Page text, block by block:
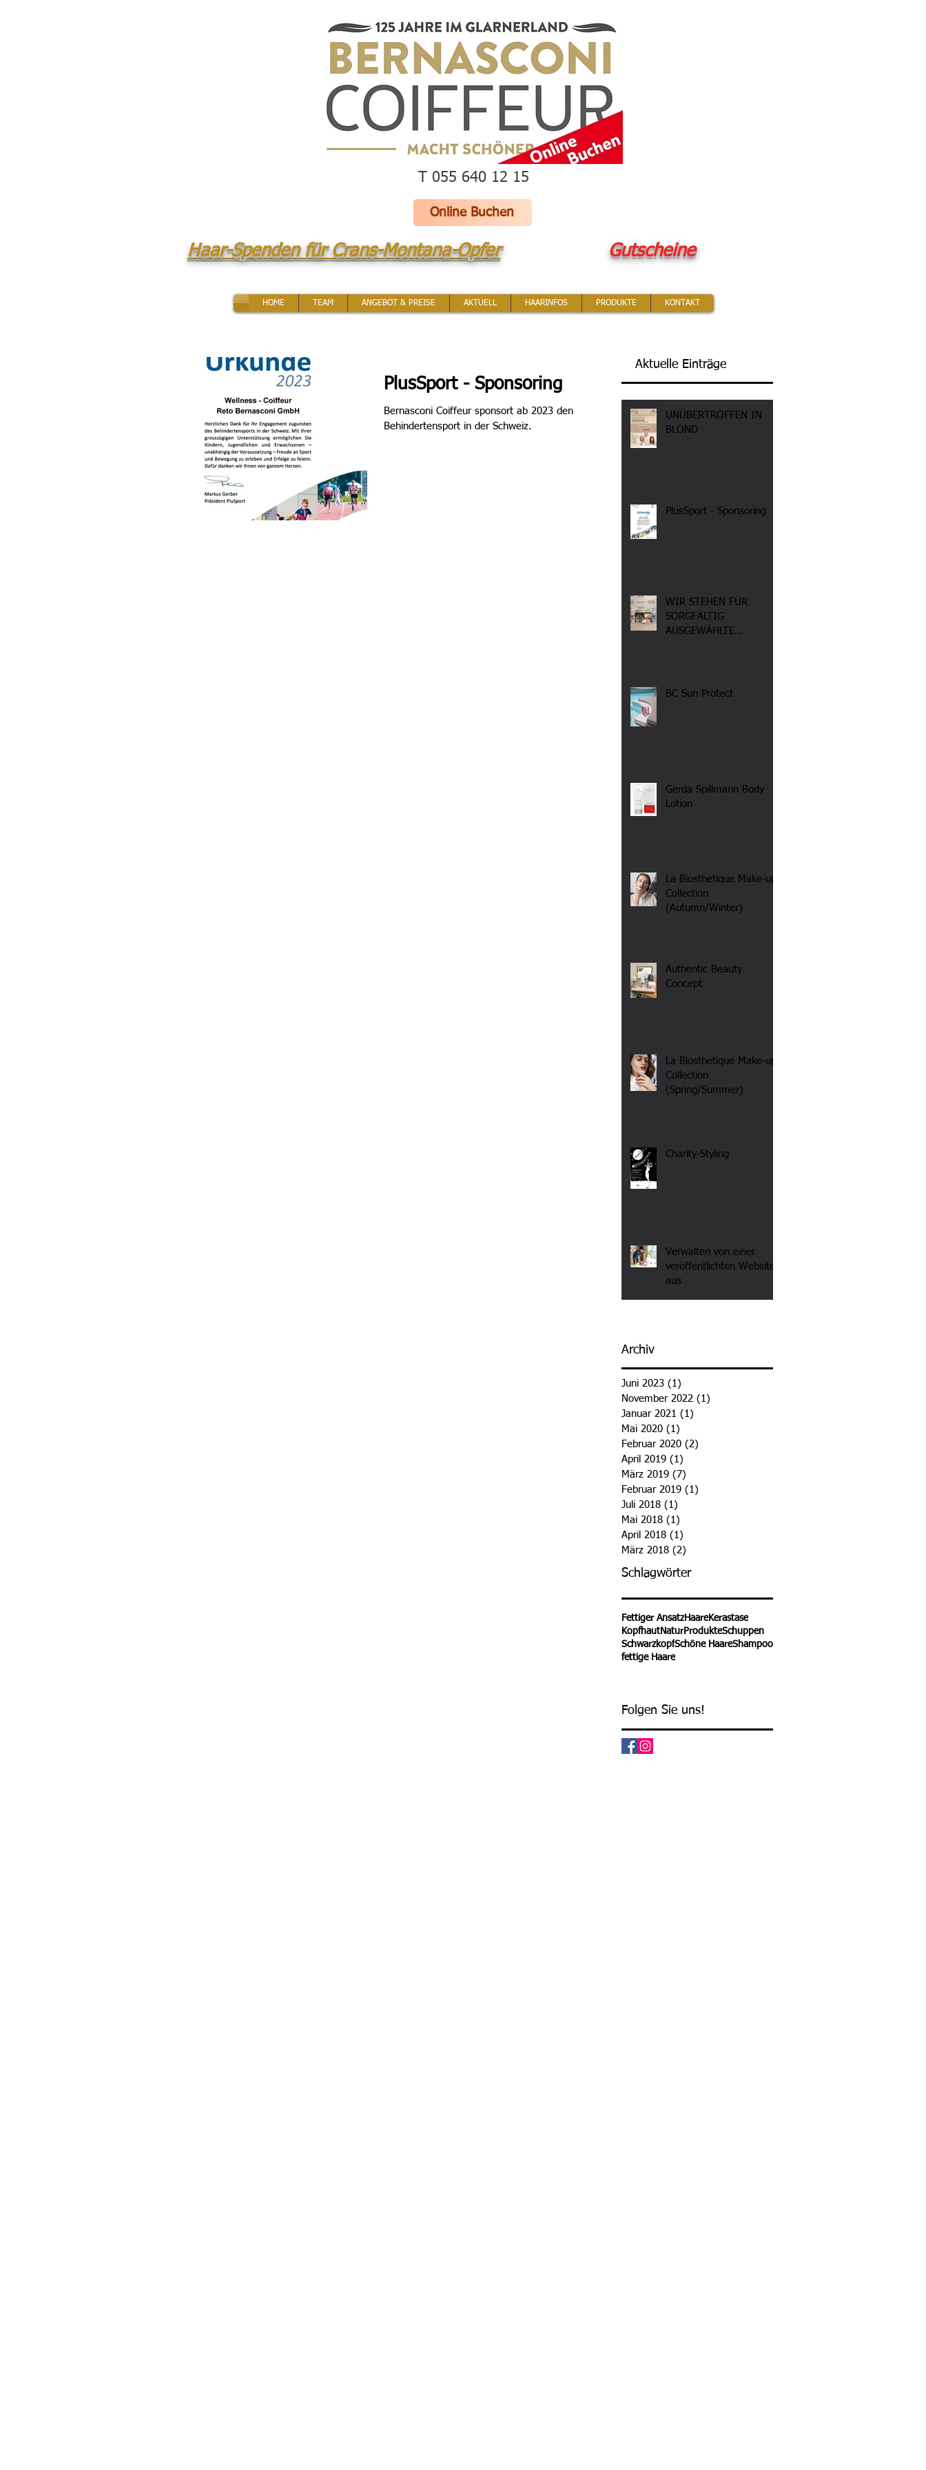
T 055 640 12 15
Online Buchen
Haar-Spenden für Crans-Montana-Opfer Gutscheine
HOME TEAM ANGEBOT & PREISE AKTUELL HAARINFOS PRODUKTE KONTAKT
PlusSport - Sponsoring
Bernasconi Coiffeur sponsort ab 2023 den
Behindertensport in der Schweiz.
Aktuelle Einträge
UNÜBERTROFFEN IN
BLOND
PlusSport - Sponsoring
WIR STEHEN FÜR
SORGFÄLTIG
AUSGEWÄHLTE
BC Sun Protect
Gerda Spillmann Body
Lotion
La Biosthetique Make-up
Collection
(Autumn/Winter)
Authentic Beauty
Concept
La Biosthetique Make-up
Collection
(Spring/Summer)
Charity-Styling
Verwalten von einer
veröffentlichten Website
aus
Archiv
Juni 2023 (1)
November 2022 (1)
Januar 2021 (1)
Mai 2020 (1)
Februar 2020 (2)
April 2019 (1)
März 2019 (7)
Februar 2019 (1)
Juli 2018 (1)
Mai 2018 (1)
April 2018 (1)
März 2018 (2)
Schlagwörter
Fettiger Ansatz Haare Kerastase
KopfhautNatur ProdukteSchuppen
SchwarzkopfSchöne HaareShampoo
fettige Haare
Folgen Sie uns!